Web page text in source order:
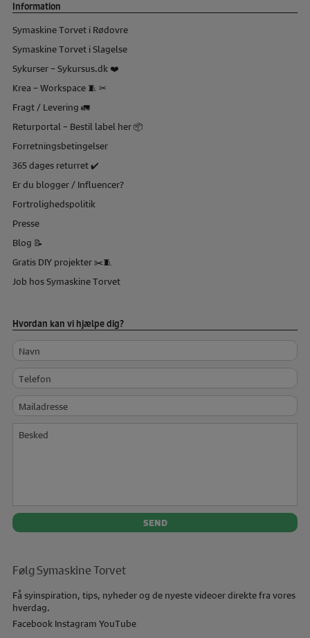
Information
Symaskine Torvet i Rødovre
Symaskine Torvet i Slagelse
Sykurser – Sykursus.dk ❤️
Krea – Workspace 🧵 ✂
Fragt / Levering 🚛
Returportal – Bestil label her 📦
Forretningsbetingelser
365 dages returret ✔️
Er du blogger / Influencer?
Fortrolighedspolitik
Presse
Blog 📝
Gratis DIY projekter ✂️🧵
Job hos Symaskine Torvet
Hvordan kan vi hjælpe dig?
Navn
Telefon
Mailadresse
Besked
Følg Symaskine Torvet
Få syinspiration, tips, nyheder og de nyeste videoer direkte fra vores
hverdag.
Facebook Instagram YouTube